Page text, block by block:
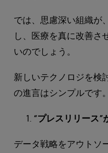
では、思慮深い組織が
し、医療を真に改善さ
いのでしょう。
新しいテクノロジを検
の進言はシンプルです。
“プレスリリース”
データ戦略をアウトソ